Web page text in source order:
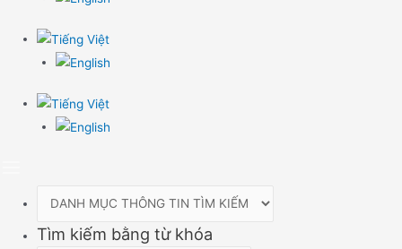
Tìm kiếm bằng từ khóa